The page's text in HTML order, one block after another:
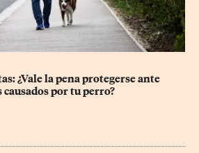
¿Vale la pena protegerse ante
por tu perro?